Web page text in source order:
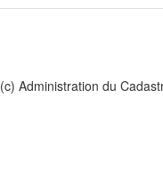
(c) Administration du